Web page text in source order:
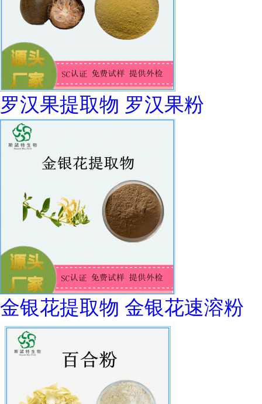
罗汉果提取物 罗汉果粉
金银花提取物 金银花速溶粉